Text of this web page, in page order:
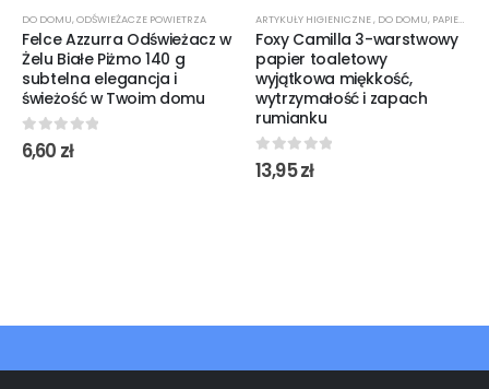
DO DOMU,ODŚWIEŻACZE POWIETRZA
Felce Azzurra Odświeżacz w
Żelu Białe Piżmo 140 g
subtelna elegancja i
świeżość w Twoim domu
0out of 5
6,60 zł
ARTYKUŁY HIGIENICZNE, DO DOMU, PAPIER TOALETOWY
Foxy Camilla 3-warstwowy
papier toaletowy
wyjątkowa miękkość,
wytrzymałość i zapach
rumianku
0out of 5
13,95zł